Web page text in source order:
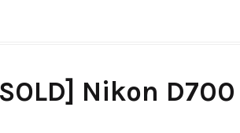
Nikon